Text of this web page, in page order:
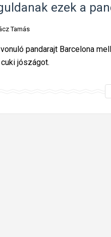
ezek a
Tamás
pandarajt Barcelona
jószágot.